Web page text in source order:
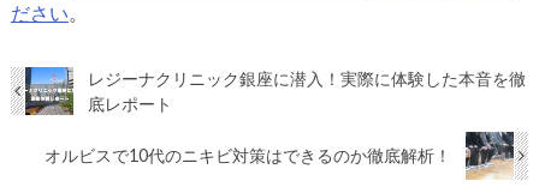
ださい。
レジーナクリニック銀座に潜入！実際に体験した本音を徹
底レポート
オルビスで10代のニキビ対策はできるのか徹底解析！